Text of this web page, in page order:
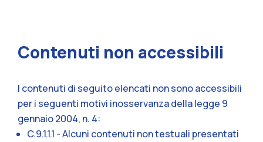
Contenuti non accessibili
I contenuti di seguito elencati non sono accessibili
per i seguenti motivi inosservanza della legge 9
gennaio 2004, n. 4:
C.9.1.1.1 - Alcuni contenuti non testuali presentati